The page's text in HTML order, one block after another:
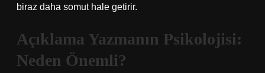
biraz daha somut hale getirir.
Açıklama Yazmanın Psikolojisi:
Neden Önemli?